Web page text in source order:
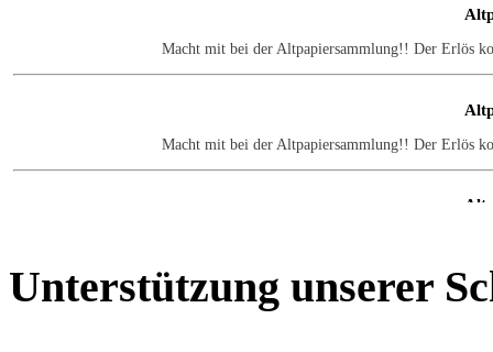
Macht mit bei der Altpapiersammlung!! Der Erlös
Macht mit bei der Altpapiersammlung!! Der Erlös
Unterstützung unserer